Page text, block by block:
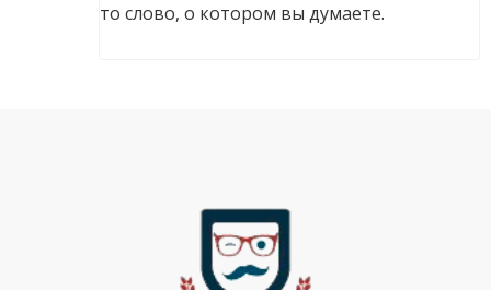
то слово, о котором вы думаете.